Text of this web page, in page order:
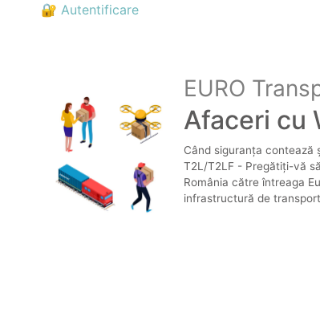
🔐 Autentificare
EURO
Afaceri cu
Când siguranța contează
T2L/T2LF - Pregătiți-vă
România către întreaga
infrastructură de